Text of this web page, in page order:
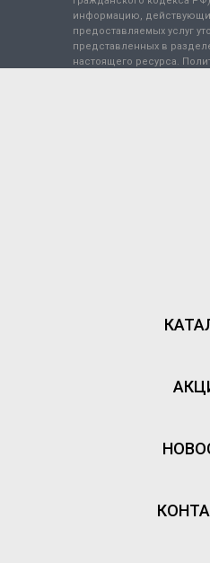
информацию,
предоставляемых услуг
представленных в
настоящего ресурса.